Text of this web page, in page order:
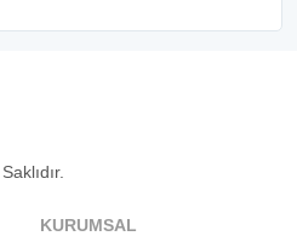
KURUMSAL